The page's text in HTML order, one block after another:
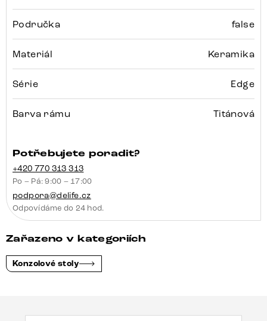
Područka false
Materiál Keramika
Série Edge
Barva rámu Titánová
Potřebujete poradit?
+420 770 313 313
Po – Pá: 9:00 – 17:00
podpora@delife.cz
Odpovídáme do 24 hod.
Zařazeno v kategoriích
Konzolové stoly